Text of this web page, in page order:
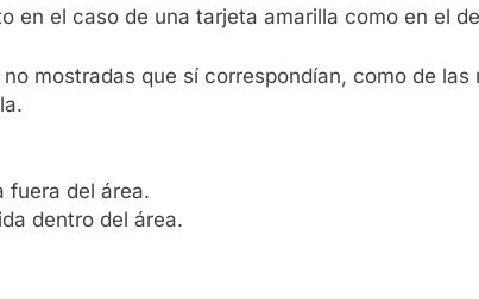
en el caso de una tarjeta amarilla como en el
mostradas que sí correspondían, como de las
fuera del área.
dentro del área.